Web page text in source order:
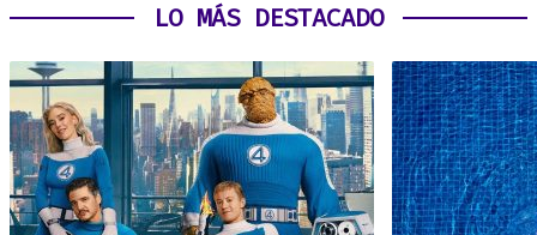
LO MÁS DESTACADO